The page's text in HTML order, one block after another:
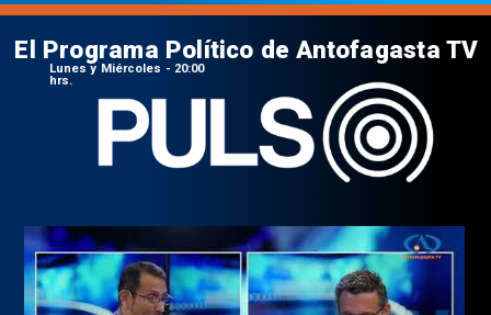
El Programa Político de Antofagasta TV
Lunes y Miércoles - 20:00
hrs.